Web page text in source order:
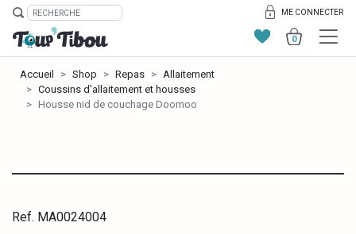
ME CONNECTER
0
Accueil Shop Repas
Allaitement
Coussins d'allaitement et housses
Housse nid de couchage Doomoo
Ref. MA0024004